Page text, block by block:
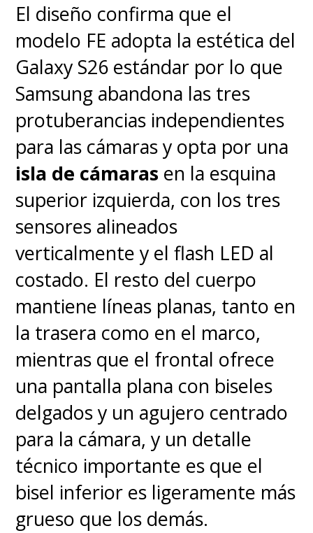
El diseño confirma que el
modelo FE adopta la estética del
Galaxy S26 estándar por lo que
Samsung abandona las tres
protuberancias independientes
para las cámaras y opta por una
isla de cámaras en la esquina
superior izquierda, con los tres
sensores alineados
verticalmente y el flash LED al
costado. El resto del cuerpo
mantiene líneas planas, tanto en
la trasera como en el marco,
mientras que el frontal ofrece
una pantalla plana con biseles
delgados y un agujero centrado
para la cámara, y un detalle
técnico importante es que el
bisel inferior es ligeramente más
grueso que los demás.